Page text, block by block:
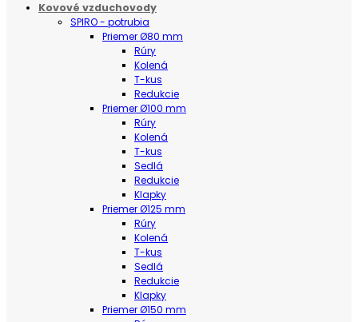
Kovové vzduchovody
SPIRO - potrubia
Priemer Ø80 mm
Rúry
Kolená
T-kus
Redukcie
Priemer Ø100 mm
Rúry
Kolená
T-kus
Sedlá
Redukcie
Klapky
Priemer Ø125 mm
Rúry
Kolená
T-kus
Sedlá
Redukcie
Klapky
Priemer Ø150 mm